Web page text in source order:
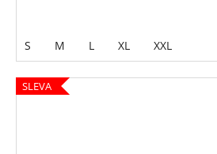
S M L XL XXL
SLEVA